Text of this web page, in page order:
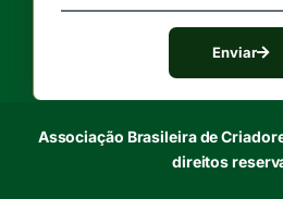
Enviar
Associação Brasileira de
direitos